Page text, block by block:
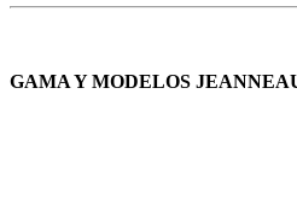
GAMA Y MODELOS